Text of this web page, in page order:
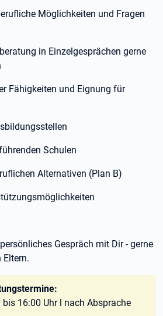
Möglichkeiten und Fragen
in Einzelgesprächen gerne
Fähigkeiten und Eignung für
Schulen
Alternativen (Plan B)
Gespräch mit Dir - gerne
16:00 Uhr l nach Absprache